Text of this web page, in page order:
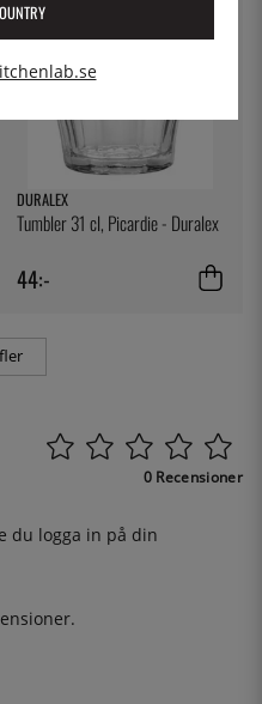
DURALEX
Tumbler 31 cl, Picardie - Duralex
44:-
0 Recensioner
du logga in på din